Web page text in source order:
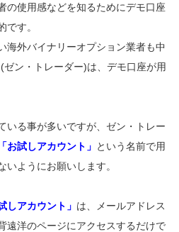
の使用感などを知るためにデモ口座
です。
海外バイナリーオプション業者も中
ン・トレーダー)は、デモ口座が用
いる事が多いですが、ゼン・トレー
お試しアカウント」 という名前で用
ようにお願いします。
しアカウント」 は、メールアドレス
遠洋のページにアクセスするだけで